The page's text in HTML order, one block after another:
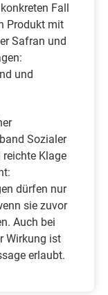
Fall
Produkt mit
Safran und
und
Sozialer
Klage
dürfen nur
sie zuvor
Auch bei
Wirkung ist
erlaubt.